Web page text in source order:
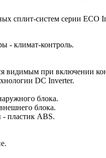
сплит-систем серии ECO
- климат-контроль.
видимым при включении
DC Inverter.
блока.
блока.
- пластик ABS.